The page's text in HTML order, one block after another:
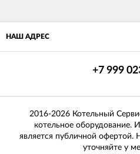
НАШ АДРЕС
+7 999
2016-2026 Котельный
котельное оборудование.
является публичной офертой.
уточняйте у